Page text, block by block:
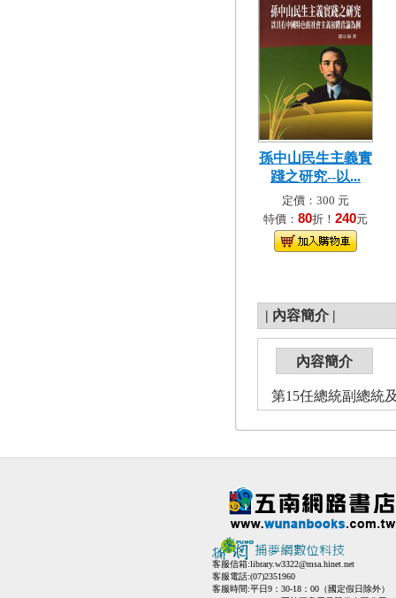
孫中山民生主義實
踐之研究--以...
定價：300 元
特價： 80折！ 240元
| 內容簡介 |
內容簡介
第15任總統副總統
客服信箱:library.w3322@msa.hinet.net
客服電話:(07)2351960
客服時間:平日9：30-18：00（國定假日除外）